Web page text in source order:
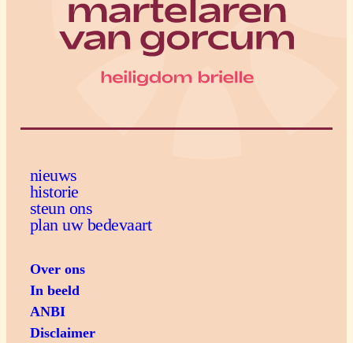
nieuws
historie
steun ons
plan uw bedevaart
Over ons
In beeld
ANBI
Disclaimer